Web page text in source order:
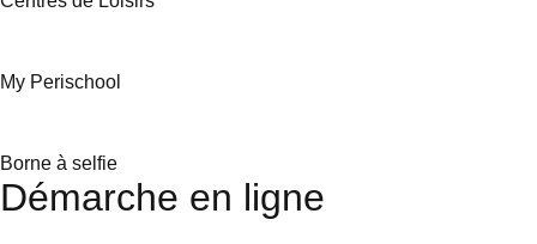
My Perischool
Borne à selfie
Démarche en ligne